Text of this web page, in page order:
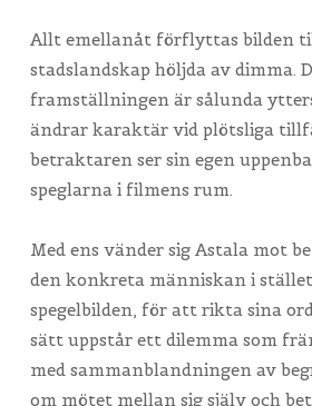
Allt emellanåt förflyttas bilden
stadslandskap höljda av dimma.
framställningen är sålunda
ändrar karaktär vid plötsliga
betraktaren ser sin egen
speglarna i filmens rum.
Med ens vänder sig Astala mot
den konkreta människan i
spegelbilden, för att rikta sina
sätt uppstår ett dilemma som
med sammanblandningen av
om mötet mellan sig själv och